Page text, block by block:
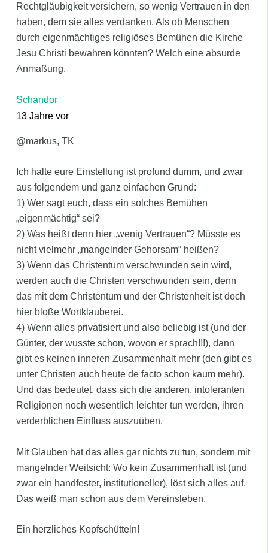
Rechtgläubigkeit versichern, so wenig Vertrauen in den
haben, dem sie alles verdanken. Als ob Menschen
durch eigenmächtiges religiöses Bemühen die Kirche
Jesu Christi bewahren könnten? Welch eine absurde
Anmaßung.
Schandor
13 Jahre vor
@markus, TK
Ich halte eure Einstellung ist profund dumm, und zwar
aus folgendem und ganz einfachen Grund:
1) Wer sagt euch, dass ein solches Bemühen
„eigenmächtig“ sei?
2) Was heißt denn hier „wenig Vertrauen“? Müsste es
nicht vielmehr „mangelnder Gehorsam“ heißen?
3) Wenn das Christentum verschwunden sein wird,
werden auch die Christen verschwunden sein, denn
das mit dem Christentum und der Christenheit ist doch
hier bloße Wortklauberei.
4) Wenn alles privatisiert und also beliebig ist (und der
Günter, der wusste schon, wovon er sprach!!!), dann
gibt es keinen inneren Zusammenhalt mehr (den gibt es
unter Christen auch heute de facto schon kaum mehr).
Und das bedeutet, dass sich die anderen, intoleranten
Religionen noch wesentlich leichter tun werden, ihren
verderblichen Einfluss auszuüben.
Mit Glauben hat das alles gar nichts zu tun, sondern mit
mangelnder Weitsicht: Wo kein Zusammenhalt ist (und
zwar ein handfester, institutioneller), löst sich alles auf.
Das weiß man schon aus dem Vereinsleben.
Ein herzliches Kopfschütteln!